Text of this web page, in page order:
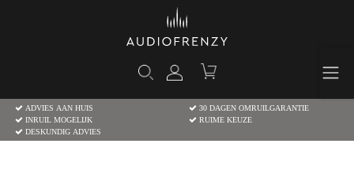
ADVIES AAN HUIS
30 DAGEN OMRUILGARANTIE
INRUIL MOGELIJK
RUIME KEUZE
DESKUNDIG ADVIES